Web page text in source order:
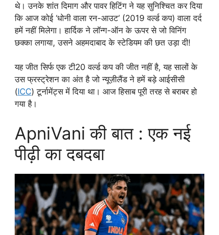
थे। उनके शांत दिमाग और पावर हिटिंग ने यह सुनिश्चित कर दिया
कि आज कोई ‘धोनी वाला रन-आउट’ (2019 वर्ल्ड कप) वाला दर्द
हमें नहीं मिलेगा। हार्दिक ने लॉन्ग-ऑन के ऊपर से जो विनिंग
छक्का लगाया, उसने अहमदाबाद के स्टेडियम की छत उड़ा दी!
यह जीत सिर्फ एक टी20 वर्ल्ड कप की जीत नहीं है, यह सालों के
उस फ्रस्ट्रेशन का अंत है जो न्यूज़ीलैंड ने हमें बड़े आईसीसी
(ICC) टूर्नामेंट्स में दिया था। आज हिसाब पूरी तरह से बराबर हो
गया है।
ApniVani की बात : एक नई
पीढ़ी का दबदबा